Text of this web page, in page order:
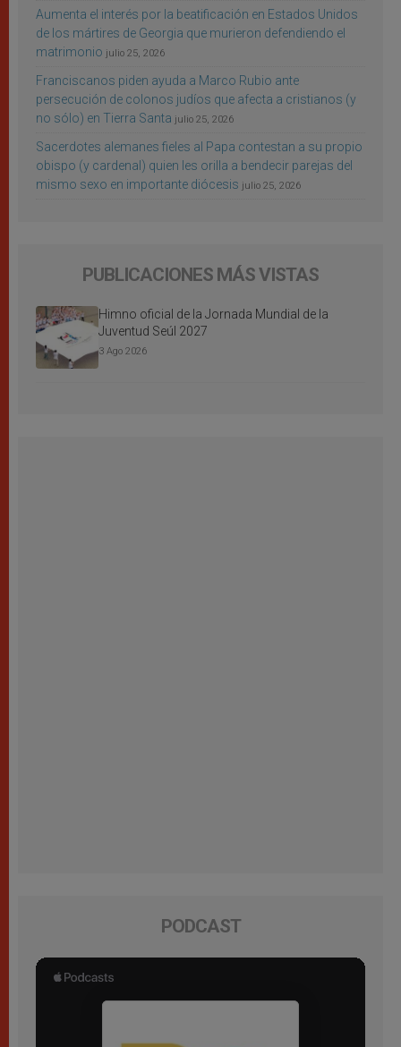
Aumenta el interés por la beatificación en Estados Unidos
de los mártires de Georgia que murieron defendiendo el
matrimonio julio 25, 2026
Franciscanos piden ayuda a Marco Rubio ante
persecución de colonos judíos que afecta a cristianos (y
no sólo) en Tierra Santa julio 25, 2026
Sacerdotes alemanes fieles al Papa contestan a su propio
obispo (y cardenal) quien les orilla a bendecir parejas del
mismo sexo en importante diócesis julio 25, 2026
PUBLICACIONES MÁS VISTAS
Himno oficial de la Jornada Mundial de la
Juventud Seúl 2027
3 Ago 2026
PODCAST